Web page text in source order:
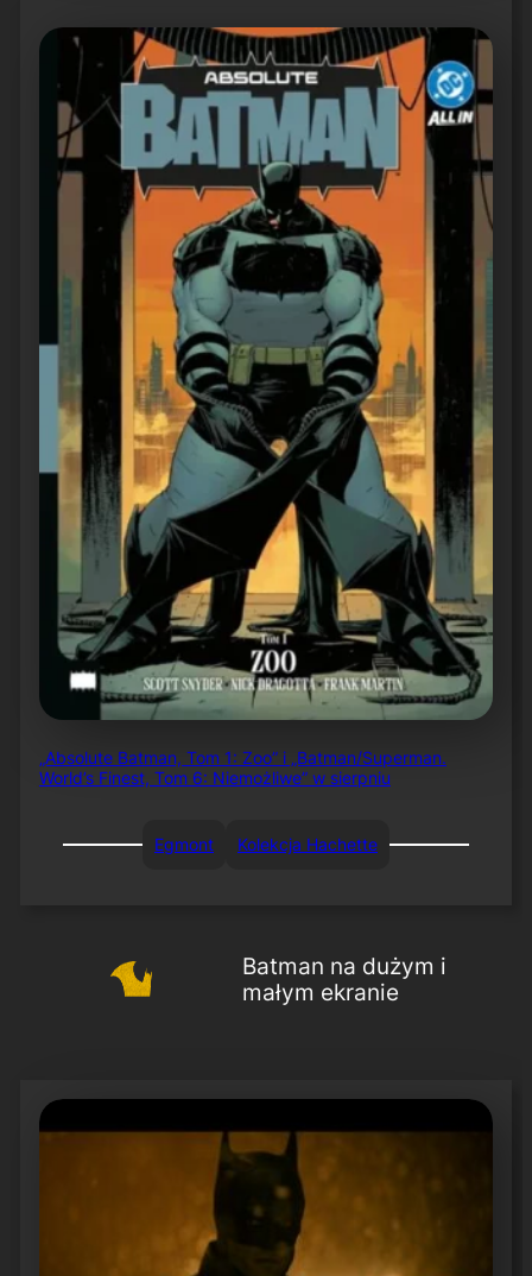
„Absolute Batman, Tom 1: Zoo” i „Batman/Superman.
World’s Finest, Tom 6: Niemożliwe” w sierpniu
Egmont Kolekcja Hachette
Batman na dużym i
małym ekranie